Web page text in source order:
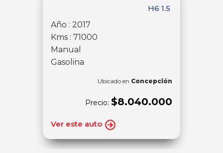
H6 1.5
Año : 2017
Kms : 71000
Manual
Gasolina
Ubicado en Concepción
Precio: $8.040.000
Ver este auto